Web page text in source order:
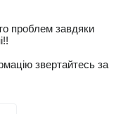
проблем завдяки
звертайтесь за